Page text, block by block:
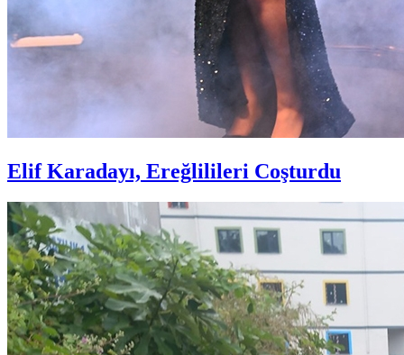
Elif Karadayı, Ereğlilileri Coşturdu